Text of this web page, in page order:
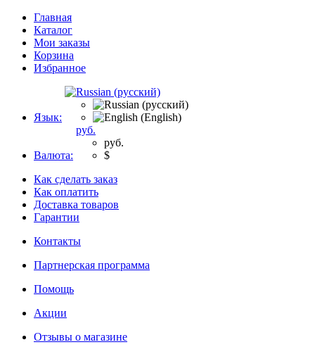
Главная
Каталог
Мои заказы
Корзина
Избранное
Язык:
Валюта:
руб.
руб.
$
Как сделать заказ
Как оплатить
Доставка товаров
Гарантии
Контакты
Партнерская программа
Помощь
Акции
Отзывы о магазине